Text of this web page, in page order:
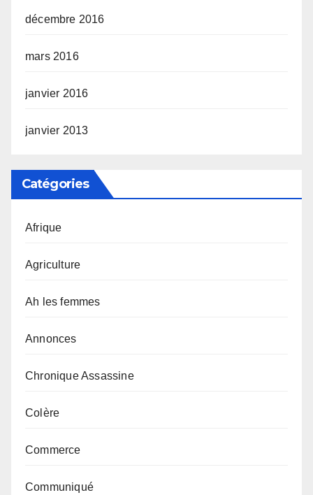
décembre 2016
mars 2016
janvier 2016
janvier 2013
Catégories
Afrique
Agriculture
Ah les femmes
Annonces
Chronique Assassine
Colère
Commerce
Communiqué